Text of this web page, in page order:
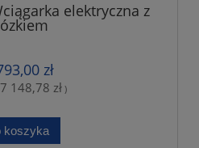
elektryczna z
zł
7 148,78 zł )
koszyka